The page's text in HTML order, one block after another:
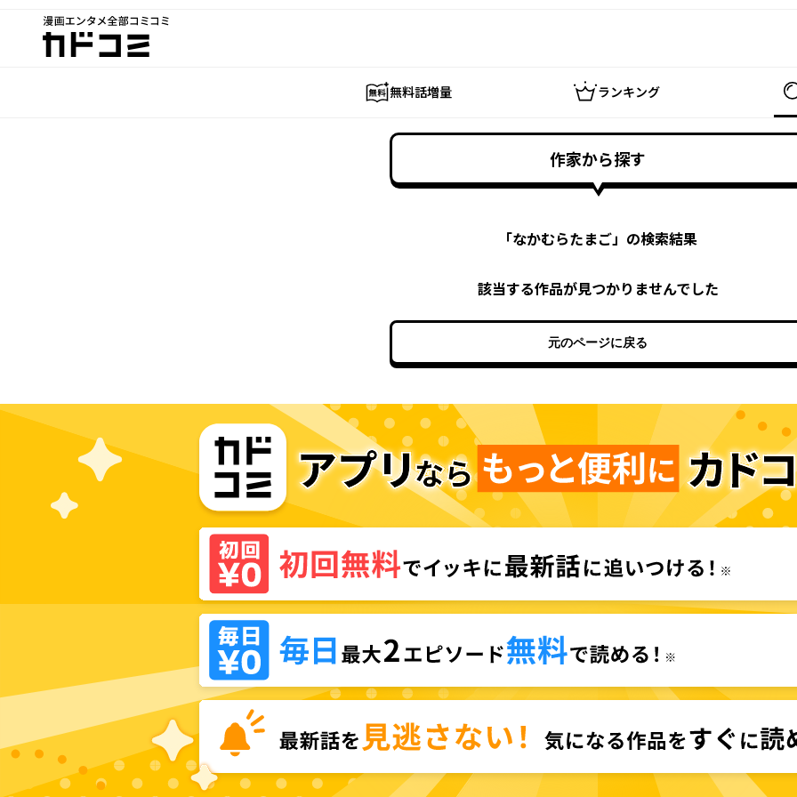
漫画エンタメ全部コミコミ
カドコミ
無料話増量 ランキング
作家から探す
「なかむらたまご」の検索結果
該当する作品が見つかりませんでした
元のページに戻る